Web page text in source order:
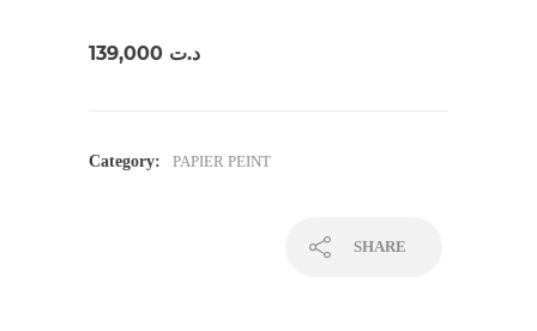
د.ت
Category: PAPIER PEINT
SHARE